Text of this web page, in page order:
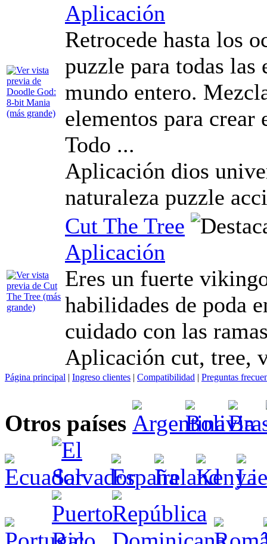
Aplicación
Retrocede hasta los
puzzle para todas las
mundo entero.
elementos para crear
Todo ...
Aplicación dios
naturaleza puzzle
Cut The Tree
Aplicación
Eres un fuerte
habilidades de poda
cuidado con las
Aplicación cut, tree,
Página principal | Ingreso clientes | Compatibilidad | Preguntas
Otros países